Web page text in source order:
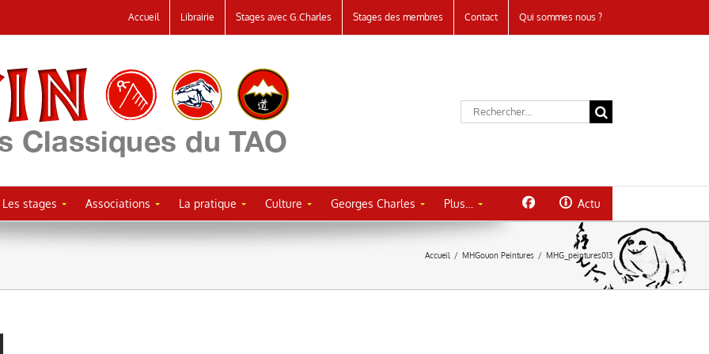
Accueil Librairie Stages avec G.Charles Stages des membres Contact Qui sommes nous ?
Rechercher:
Les stages Associations La pratique Culture Georges Charles Plus… Actu
Accueil / MHGouon Peintures / MHG_peintures013